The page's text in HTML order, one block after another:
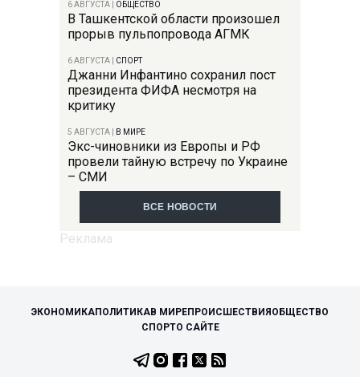
6 АВГУСТА ОБЩЕСТВО
В Ташкентской области произошел
прорыв пульпопровода АГМК
6 АВГУСТА СПОРТ
Джанни Инфантино сохранил пост
президента ФИФА несмотря на
критику
5 АВГУСТА В МИРЕ
Экс-чиновники из Европы и РФ
провели тайную встречу по Украине
– СМИ
ВСЕ НОВОСТИ
ЭКОНОМИКАПОЛИТИКАВ МИРЕПРОИСШЕСТВИЯОБЩЕСТВО
СПОРТО САЙТЕ